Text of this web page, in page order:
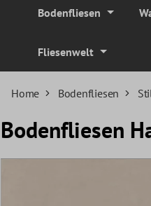
Bodenfliesen
Fliesenwelt
Home Bodenfliesen Stil
Bodenfliesen